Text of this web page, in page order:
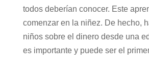
todos deberían conocer. Este
comenzar en la niñez. De hecho,
niños sobre el dinero desde una
es importante y puede ser el